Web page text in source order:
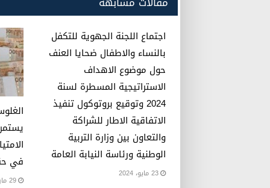
اجتماع اللجنة الجهوية للتكفل
بالنساء والاطفال ضحايا العنف
حول موضوع الاهداف
الاستراتيجية المسطرة لسنة
2024 وتوقيع بروتوكول تنفيذ
الاتفاقية الاطار للشراكة
والتعاون بين وزارة التربية
الوطنية ورئاسة النيابة العامة
23 مايو، 2024
في
29 مارس، 2023